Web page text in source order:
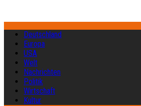
Deutschland
Europa
USA
Welt
Nachrichten
Politik
Wirtschaft
Kultur